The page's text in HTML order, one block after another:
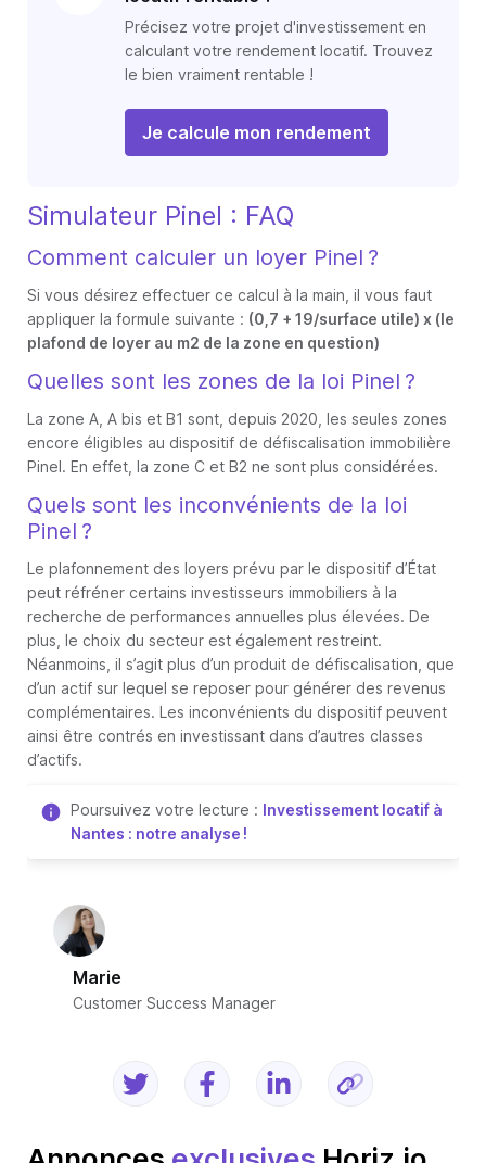
Précisez votre projet d'investissement en
calculant votre rendement locatif. Trouvez
le bien vraiment rentable !
Je calcule mon rendement
Simulateur Pinel : FAQ
Comment calculer un loyer Pinel ?
Si vous désirez effectuer ce calcul à la main, il vous faut
appliquer la formule suivante : (0,7 + 19/surface utile) x (le
plafond de loyer au m2 de la zone en question)
Quelles sont les zones de la loi Pinel ?
La zone A, A bis et B1 sont, depuis 2020, les seules zones
encore éligibles au dispositif de défiscalisation immobilière
Pinel. En effet, la zone C et B2 ne sont plus considérées.
Quels sont les inconvénients de la loi
Pinel ?
Le plafonnement des loyers prévu par le dispositif d’État
peut réfréner certains investisseurs immobiliers à la
recherche de performances annuelles plus élevées. De
plus, le choix du secteur est également restreint.
Néanmoins, il s’agit plus d’un produit de défiscalisation, que
d’un actif sur lequel se reposer pour générer des revenus
complémentaires. Les inconvénients du dispositif peuvent
ainsi être contrés en investissant dans d’autres classes
d’actifs.
Poursuivez votre lecture : Investissement locatif à
Nantes : notre analyse !
Marie
Customer Success Manager